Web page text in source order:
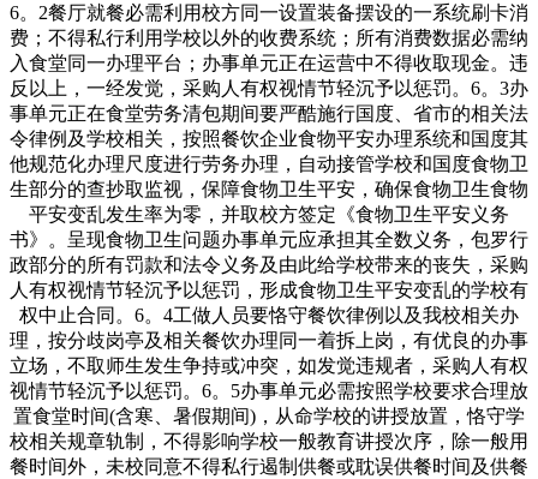
6。2餐厅就餐必需利用校方同一设置装备摆设的一系统刷卡消
费；不得私行利用学校以外的收费系统；所有消费数据必需纳
入食堂同一办理平台；办事单元正在运营中不得收取现金。违
反以上，一经发觉，采购人有权视情节轻沉予以惩罚。6。3办
事单元正在食堂劳务清包期间要严酷施行国度、省市的相关法
令律例及学校相关，按照餐饮企业食物平安办理系统和国度其
他规范化办理尺度进行劳务办理，自动接管学校和国度食物卫
生部分的查抄取监视，保障食物卫生平安，确保食物卫生食物
平安变乱发生率为零，并取校方签定《食物卫生平安义务
书》。呈现食物卫生问题办事单元应承担其全数义务，包罗行
政部分的所有罚款和法令义务及由此给学校带来的丧失，采购
人有权视情节轻沉予以惩罚，形成食物卫生平安变乱的学校有
权中止合同。6。4工做人员要恪守餐饮律例以及我校相关办
理，按分歧岗亭及相关餐饮办理同一着拆上岗，有优良的办事
立场，不取师生发生争持或冲突，如发觉违规者，采购人有权
视情节轻沉予以惩罚。6。5办事单元必需按照学校要求合理放
置食堂时间(含寒、暑假期间)，从命学校的讲授放置，恪守学
校相关规章轨制，不得影响学校一般教育讲授次序，除一般用
餐时间外，未校同意不得私行遏制供餐或耽误供餐时间及供餐